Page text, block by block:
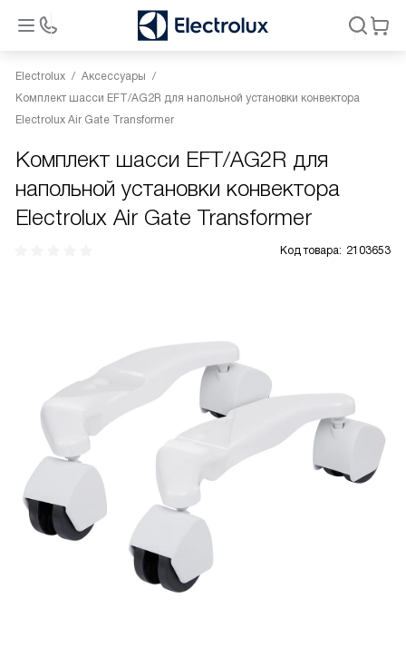
Electrolux
Аксессуары
Комплект шасси EFT/AG2R для напольной установки конвектора
Electrolux Air Gate Transformer
Комплект шасси EFT/AG2R для
напольной установки конвектора
Electrolux Air Gate Transformer
Код товара: 2103653